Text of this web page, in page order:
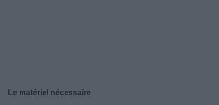
Le matériel nécessaire